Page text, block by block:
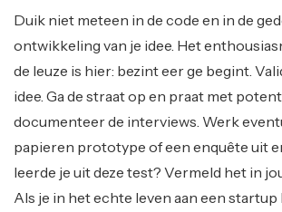
Duik niet meteen in de code en in de
ontwikkeling van je idee. Het
de leuze is hier: bezint eer ge begint.
idee. Ga de straat op en praat met
documenteer de interviews. Werk
papieren prototype of een enquête uit
leerde je uit deze test? Vermeld het in
Als je in het echte leven aan een startup